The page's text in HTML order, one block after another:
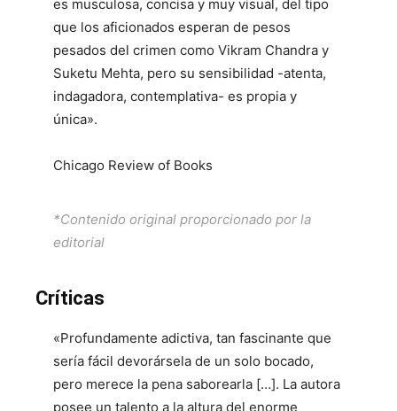
es musculosa, concisa y muy visual, del tipo
que los aficionados esperan de pesos
pesados del crimen como Vikram Chandra y
Suketu Mehta, pero su sensibilidad -atenta,
indagadora, contemplativa- es propia y
única».
Chicago Review of Books
*Contenido original proporcionado por la
editorial
Críticas
«Profundamente adictiva, tan fascinante que
sería fácil devorársela de un solo bocado,
pero merece la pena saborearla […]. La autora
posee un talento a la altura del enorme